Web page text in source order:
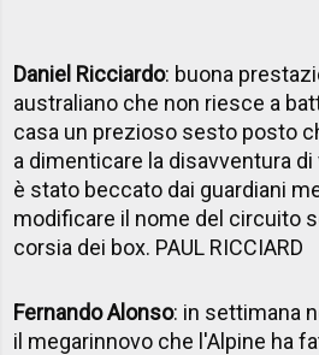
Daniel Ricciardo: buona
australiano che non riesce a
casa un prezioso sesto posto
a dimenticare la disavventura
è stato beccato dai guardiani
modificare il nome del circuito
corsia dei box. PAUL RICCIARD
Fernando Alonso: in settimana
il megarinnovo che l'Alpine ha